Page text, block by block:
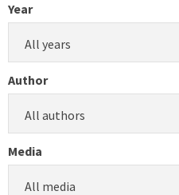
Year
All years
Author
All authors
Media
All media